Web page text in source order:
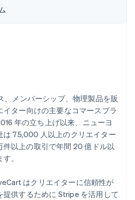
、メンバーシップ、物理製品を販
ター向けの主要なコマースプラ
年の立ち上げ以来、ニューヨ
は 75,000 人以上のクリエイター
件以上の取引で年間 20 億ドル以
。
はクリエイターに信頼性が
供するために Stripe を活用して